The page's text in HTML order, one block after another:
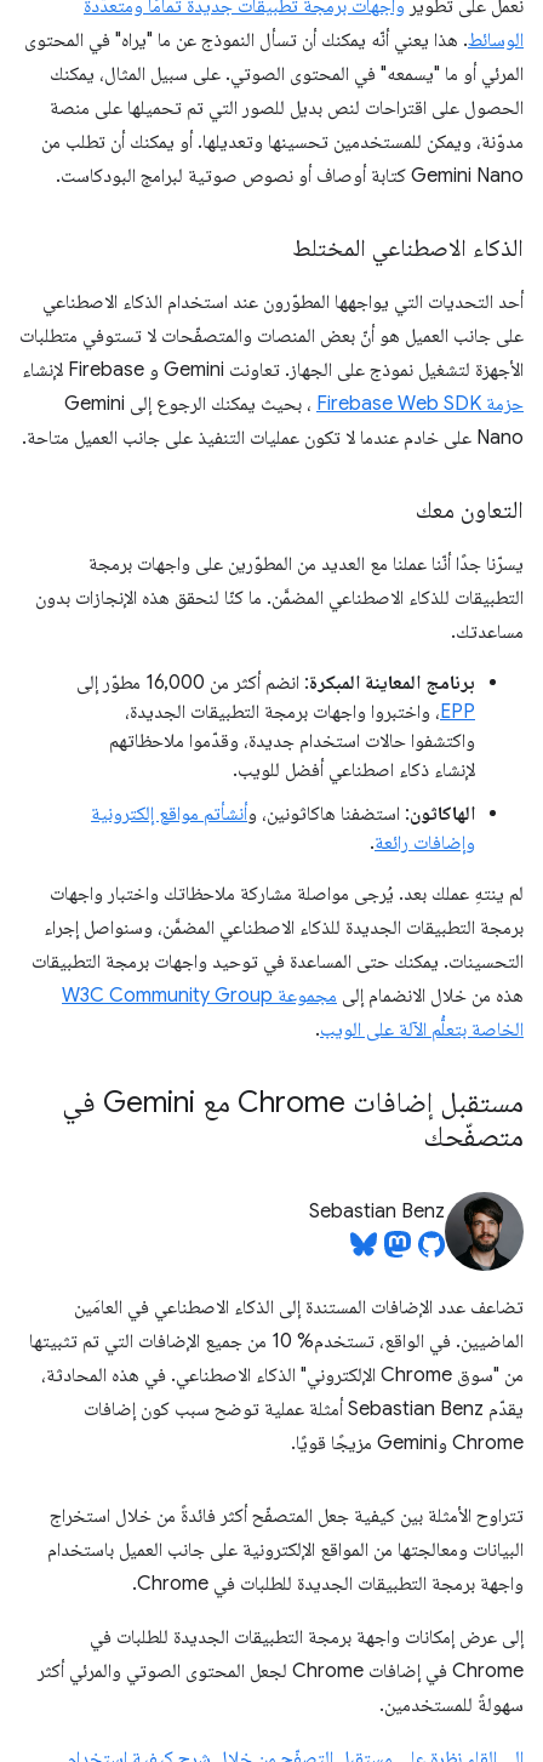
نعمل على تطوير واجهات برمجة تطبيقات جديدة تمامًا ومتعدّدة
الوسائط. هذا يعني أنّه يمكنك أن تسأل النموذج عن ما "يراه" في المحتوى
المرئي أو ما "يسمعه" في المحتوى الصوتي. على سبيل المثال، يمكنك
الحصول على اقتراحات لنص بديل للصور التي تم تحميلها على منصة
مدوّنة، ويمكن للمستخدمين تحسينها وتعديلها. أو يمكنك أن تطلب من
Gemini Nano كتابة أوصاف أو نصوص صوتية لبرامج البودكاست.
الذكاء الاصطناعي المختلط
أحد التحديات التي يواجهها المطوّرون عند استخدام الذكاء الاصطناعي
على جانب العميل هو أنّ بعض المنصات والمتصفّحات لا تستوفي متطلبات
الأجهزة لتشغيل نموذج على الجهاز. تعاونت Gemini و Firebase لإنشاء
حزمة Firebase Web SDK
، بحيث يمكنك الرجوع إلى Gemini
Nano على خادم عندما لا تكون عمليات التنفيذ على جانب العميل متاحة.
التعاون معك
يسرّنا جدًا أنّنا عملنا مع العديد من المطوّرين على واجهات برمجة
التطبيقات للذكاء الاصطناعي المضمَّن. ما كنّا لنحقق هذه الإنجازات بدون
مساعدتك.
برنامج المعاينة المبكرة: انضم أكثر من 16,000 مطوّر إلى
EPP، واختبروا واجهات برمجة التطبيقات الجديدة،
واكتشفوا حالات استخدام جديدة، وقدّموا ملاحظاتهم
لإنشاء ذكاء اصطناعي أفضل للويب.
الهاكاثون: استضفنا هاكاثونين، وأنشأتم مواقع إلكترونية
وإضافات رائعة.
لم ينتهِ عملك بعد. يُرجى مواصلة مشاركة ملاحظاتك واختبار واجهات
برمجة التطبيقات الجديدة للذكاء الاصطناعي المضمَّن، وسنواصل إجراء
التحسينات. يمكنك حتى المساعدة في توحيد واجهات برمجة التطبيقات
هذه من خلال الانضمام إلى
مجموعة W3C Community Group
الخاصة بتعلُّم الآلة على الويب.
مستقبل إضافات Chrome مع Gemini في
متصفّحك
Sebastian Benz
تضاعف عدد الإضافات المستندة إلى الذكاء الاصطناعي في العامَين
الماضيين. في الواقع، تستخدم% 10 من جميع الإضافات التي تم تثبيتها
من "سوق Chrome الإلكتروني" الذكاء الاصطناعي. في هذه المحادثة،
يقدّم Sebastian Benz أمثلة عملية توضح سبب كون إضافات
Chrome وGemini مزيجًا قويًا.
تتراوح الأمثلة بين كيفية جعل المتصفّح أكثر فائدةً من خلال استخراج
البيانات ومعالجتها من المواقع الإلكترونية على جانب العميل باستخدام
واجهة برمجة التطبيقات الجديدة للطلبات في Chrome.
إلى عرض إمكانات واجهة برمجة التطبيقات الجديدة للطلبات في
Chrome في إضافات Chrome لجعل المحتوى الصوتي والمرئي أكثر
سهولةً للمستخدمين.